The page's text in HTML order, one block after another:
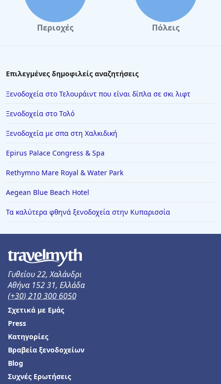
Τα καλύτερα φθηνά ξενοδοχεία στην Κυπαρισσία
Τα καλύτερα φθηνά ξενοδοχεία στην Κολωνία
Τα καλύτερα φθηνά ξενοδοχεία στη Σέριφο
Τα καλύτερα φθηνά ξενοδοχεία στην Ξάνθη
Τα καλύτερα φθηνά ξενοδοχεία στη Μυτιλήνη
Τα καλύτερα φθηνά ξενοδοχεία στο Αγκίστρι
Τα καλύτερα φθηνά ξενοδοχεία στο Νυδρί
Τα καλύτερα φθηνά ξενοδοχεία στην Αράχωβα
Τα καλύτερα φθηνά ξενοδοχεία στη Χερσόνησο
Τα καλύτερα φθηνά ξενοδοχεία στην Ελβετία
Περιοχές Πόλεις
Επιλεγμένες δημοφιλείς αναζητήσεις
Ξενοδοχεία στο Τελουράιντ που είναι δίπλα σε σκι λιφτ
Ξενοδοχεία στο Τολό
Ξενοδοχεία με σπα στη Χαλκιδική
Epirus Palace Congress & Spa
Rethymno Mare Royal & Water Park
Aegean Blue Beach Hotel
Τα καλύτερα φθηνά ξενοδοχεία στην Κυπαρισσία
Γυθείου 22, Χαλάνδρι
Αθήνα 152 31, Ελλάδα
(+30) 210 300 6050
Σχετικά με Εμάς
Press
Κατηγορίες
Βραβεία ξενοδοχείων
Blog
Συχνές Ερωτήσεις